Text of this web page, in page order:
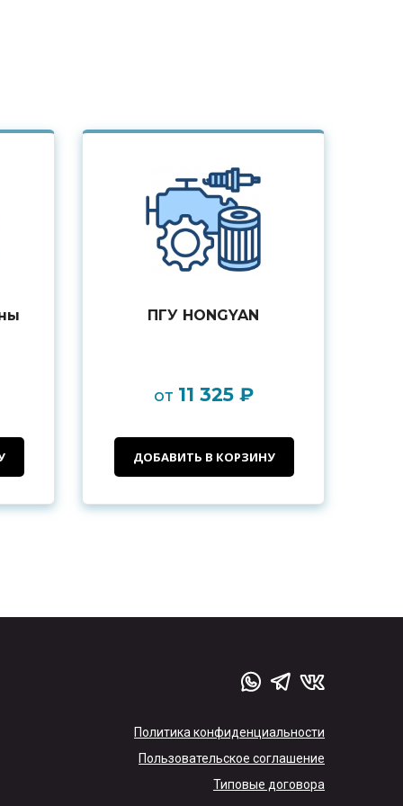
ПГУ HONGYAN
от 11 325 ₽
ДОБАВИТЬ В КОРЗИНУ
Политика конфиденциальности
Пользовательское соглашение
Типовые договора